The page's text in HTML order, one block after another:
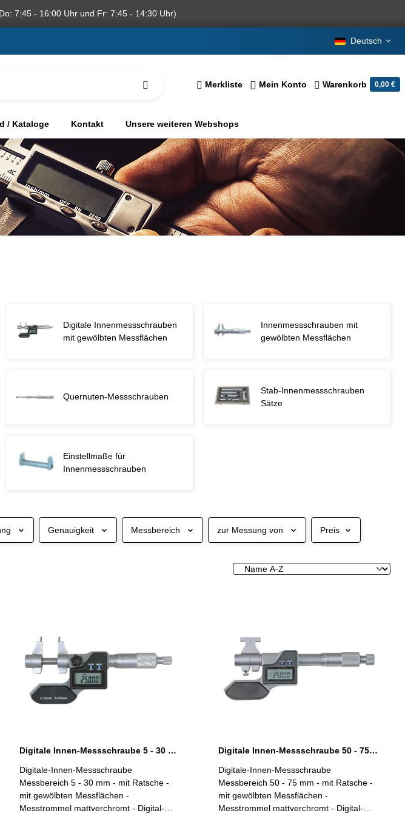
7:45 - 16:00 Uhr und Fr: 7:45 - 14:30 Uhr)
Deutsch
Merkliste Mein Konto Warenkorb 0,00 €
/ Kataloge Kontakt Unsere weiteren Webshops
Digitale Innenmessschrauben
mit gewölbten Messflächen
Innenmessschrauben mit
gewölbten Messflächen
Quernuten-Messschrauben
Stab-Innenmessschrauben
Sätze
Einstellmaße für
Innenmessschrauben
Genauigkeit Messbereich zur Messung von Preis
Digitale Innen-Messschraube 5 - 30 mm mit gewölbten Messflächen
Digitale-Innen-Messschraube
Messbereich 5 - 30 mm - mit Ratsche -
mit gewölbten Messflächen -
Messtrommel mattverchromt - Digital-
Digitale Innen-Messschraube 50 - 75 mm mit gewölbten Messflächen
Digitale-Innen-Messschraube
Messbereich 50 - 75 mm - mit Ratsche -
mit gewölbten Messflächen -
Messtrommel mattverchromt - Digital-